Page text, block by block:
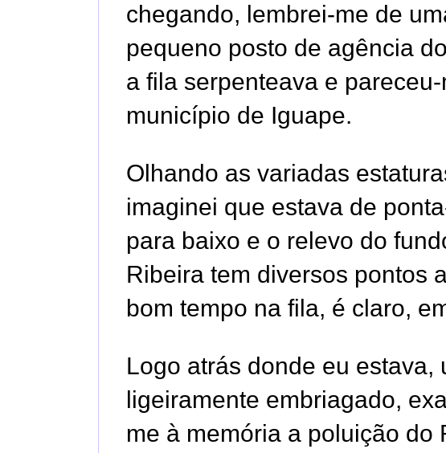
chegando, lembrei-me de
pequeno posto de agência
a fila serpenteava e
município de Iguape.
Olhando as variadas
imaginei que estava de
para baixo e o relevo do
Ribeira tem diversos pontos
bom tempo na fila, é claro,
Logo atrás donde eu
ligeiramente embriagado,
me à memória a poluição do